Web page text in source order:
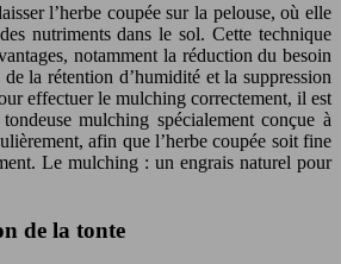
l’herbe coupée sur la pelouse, où elle
nutriments dans le sol. Cette technique
notamment la réduction du besoin
la rétention d’humidité et la suppression
effectuer le mulching correctement, il est
mulching spécialement conçue à
afin que l’herbe coupée soit fine
Le mulching : un engrais naturel pour
de la tonte